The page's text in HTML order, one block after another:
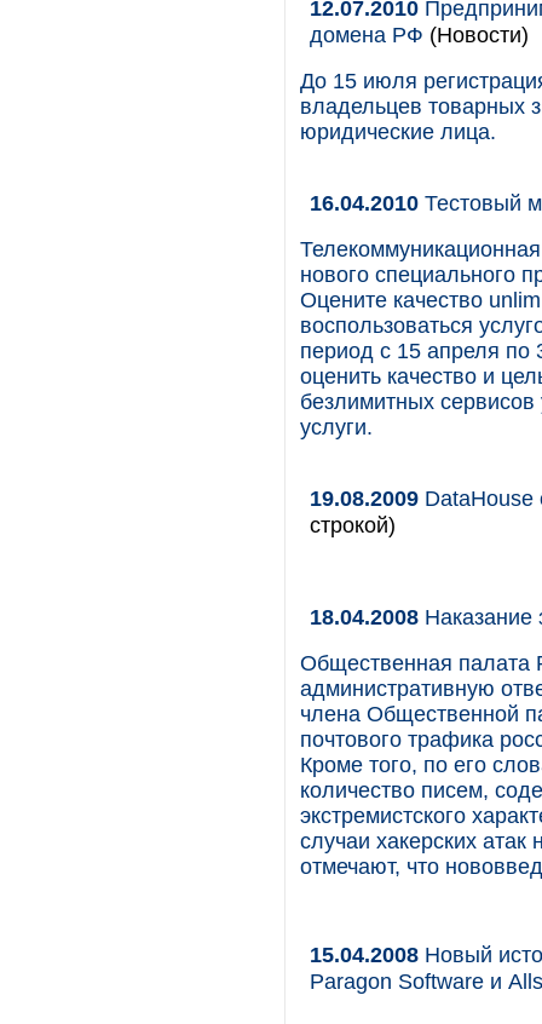
12.07.2010
домена РФ (Новости)
До 15 июля
владельцев товарных
юридические лица.
16.04.2010 Тестовый
нового специального
Оцените качество
воспользоваться
период с 15 апреля по
оценить качество и
безлимитных
услуги.
19.08.2009
строкой)
18.04.2008 Наказание
Общественная палата
административную
члена Общественной
почтового трафика
Кроме того, по его
количество писем,
экстремистского
случаи хакерских
отмечают, что
15.04.2008 Новый
Paragon Software и